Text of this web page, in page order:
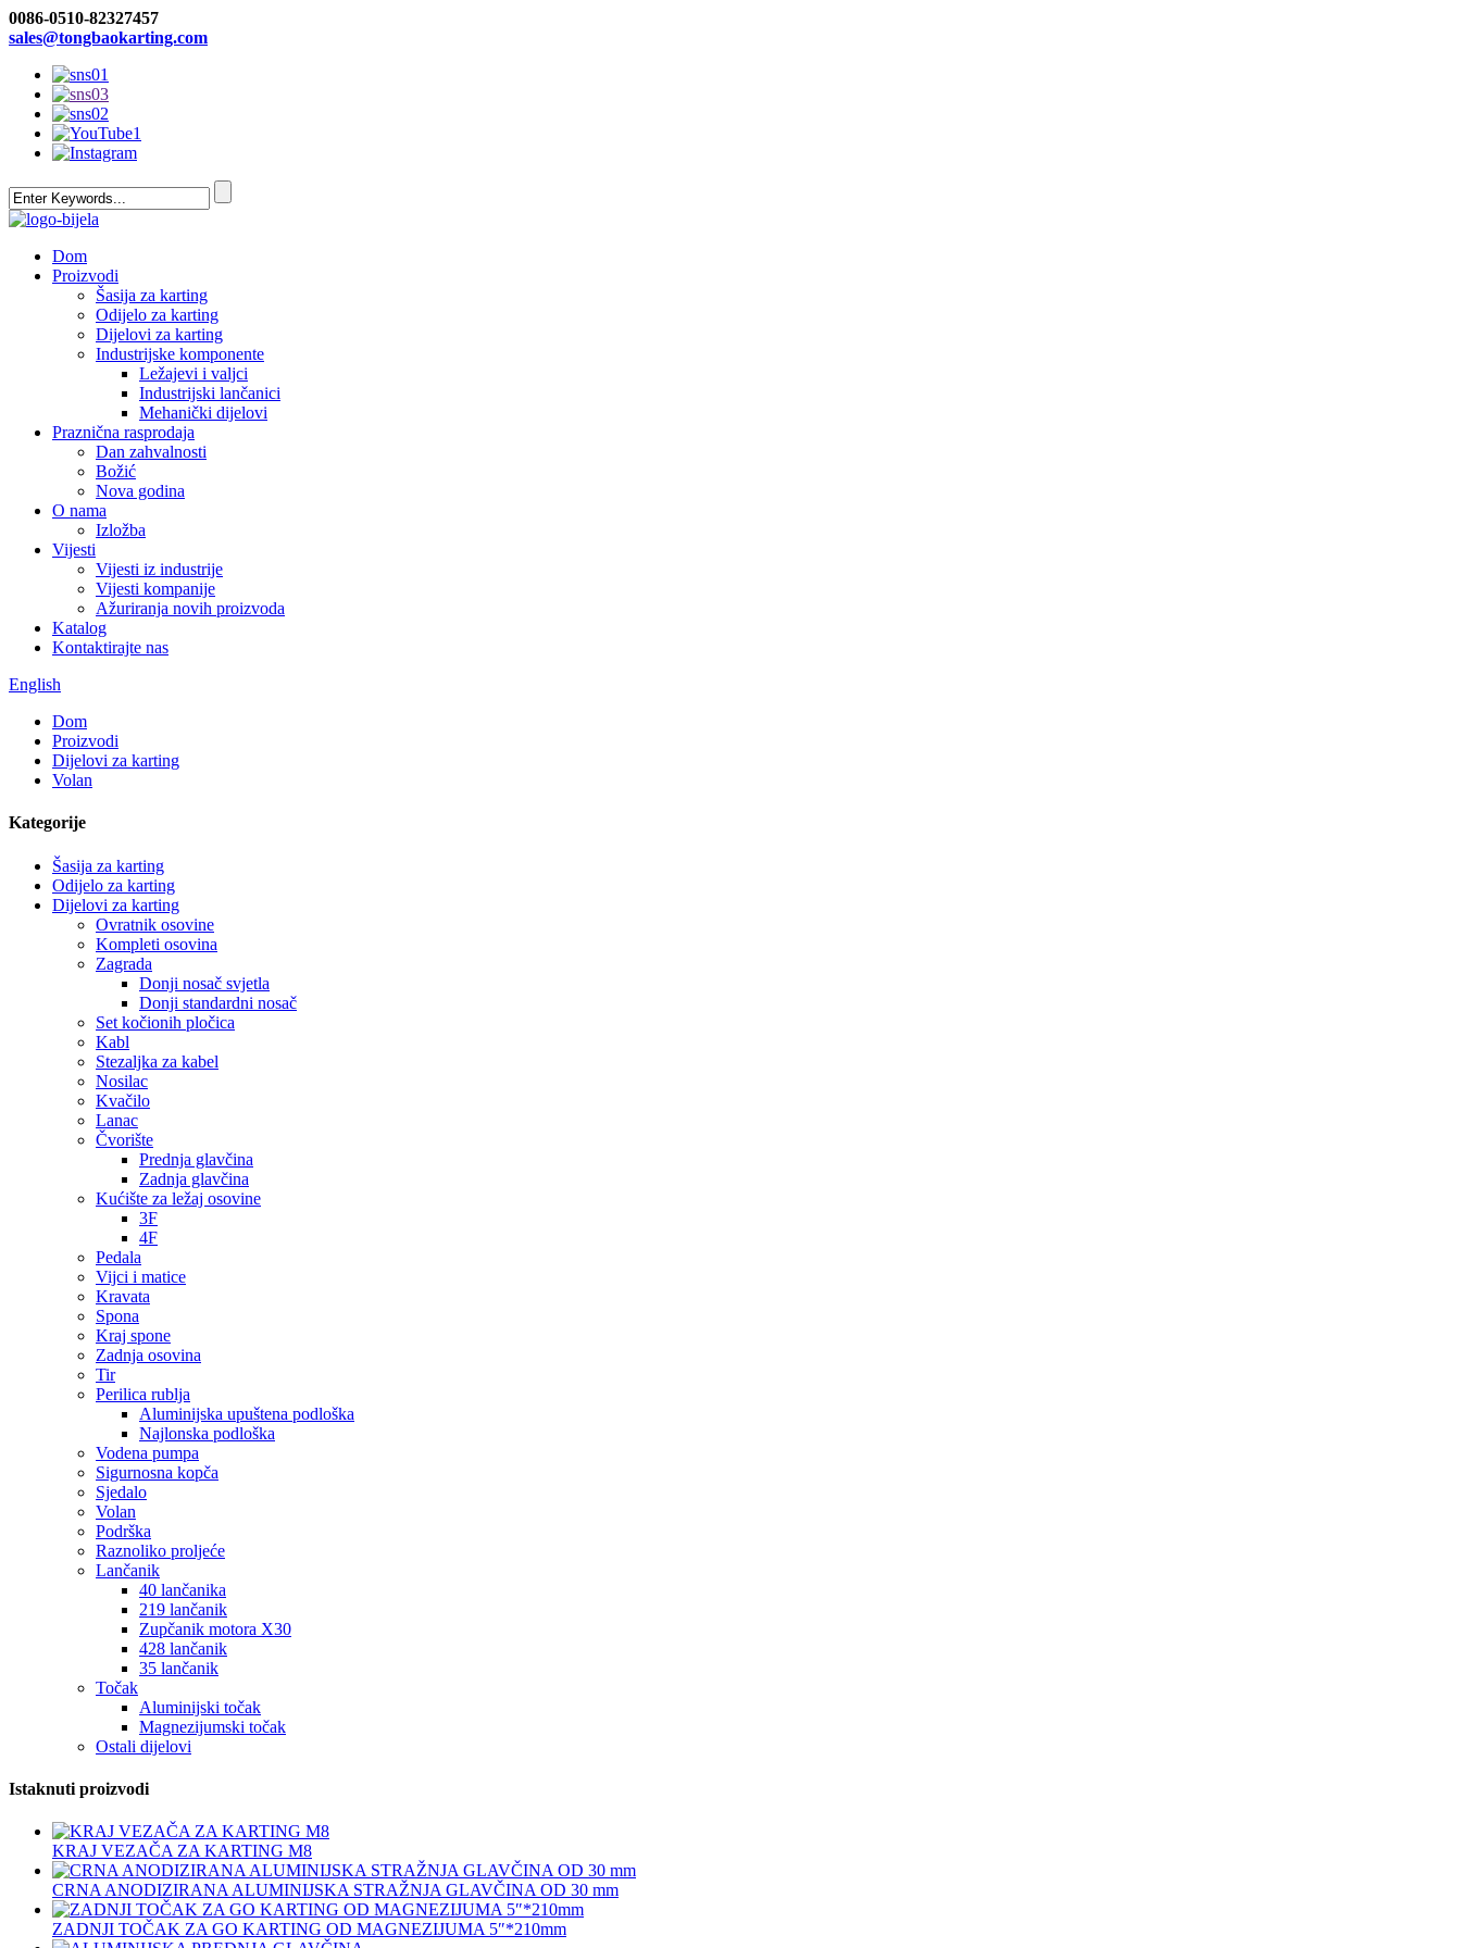
0086-0510-82327457
sales@tongbaokarting.com
Dom
Proizvodi
Šasija za karting
Odijelo za karting
Dijelovi za karting
Industrijske komponente
Ležajevi i valjci
Industrijski lančanici
Mehanički dijelovi
Praznična rasprodaja
Dan zahvalnosti
Božić
Nova godina
O nama
Izložba
Vijesti
Vijesti iz industrije
Vijesti kompanije
Ažuriranja novih proizvoda
Katalog
Kontaktirajte nas
English
Dom
Proizvodi
Dijelovi za karting
Volan
Kategorije
Šasija za karting
Odijelo za karting
Dijelovi za karting
Ovratnik osovine
Kompleti osovina
Zagrada
Donji nosač svjetla
Donji standardni nosač
Set kočionih pločica
Kabl
Stezaljka za kabel
Nosilac
Kvačilo
Lanac
Čvorište
Prednja glavčina
Zadnja glavčina
Kućište za ležaj osovine
3F
4F
Pedala
Vijci i matice
Kravata
Spona
Kraj spone
Zadnja osovina
Tir
Perilica rublja
Aluminijska upuštena podloška
Najlonska podloška
Vodena pumpa
Sigurnosna kopča
Sjedalo
Volan
Podrška
Raznoliko proljeće
Lančanik
40 lančanika
219 lančanik
Zupčanik motora X30
428 lančanik
35 lančanik
Točak
Aluminijski točak
Magnezijumski točak
Ostali dijelovi
Istaknuti proizvodi
KRAJ VEZAČA ZA KARTING M8
CRNA ANODIZIRANA ALUMINIJSKA STRAŽNJA GLAVČINA OD 30 mm
ZADNJI TOČAK ZA GO KARTING OD MAGNEZIJUMA 5″*210mm